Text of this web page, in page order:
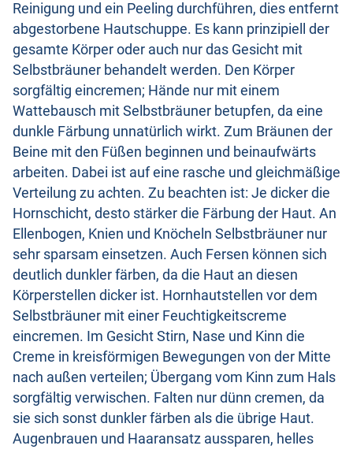
Reinigung und ein Peeling durchführen, dies entfernt
abgestorbene Hautschuppe. Es kann prinzipiell der
gesamte Körper oder auch nur das Gesicht mit
Selbstbräuner behandelt werden. Den Körper
sorgfältig eincremen; Hände nur mit einem
Wattebausch mit Selbstbräuner betupfen, da eine
dunkle Färbung unnatürlich wirkt. Zum Bräunen der
Beine mit den Füßen beginnen und beinaufwärts
arbeiten. Dabei ist auf eine rasche und gleichmäßige
Verteilung zu achten. Zu beachten ist: Je dicker die
Hornschicht, desto stärker die Färbung der Haut. An
Ellenbogen, Knien und Knöcheln Selbstbräuner nur
sehr sparsam einsetzen. Auch Fersen können sich
deutlich dunkler färben, da die Haut an diesen
Körperstellen dicker ist. Hornhautstellen vor dem
Selbstbräuner mit einer Feuchtigkeitscreme
eincremen. Im Gesicht Stirn, Nase und Kinn die
Creme in kreisförmigen Bewegungen von der Mitte
nach außen verteilen; Übergang vom Kinn zum Hals
sorgfältig verwischen. Falten nur dünn cremen, da
sie sich sonst dunkler färben als die übrige Haut.
Augenbrauen und Haaransatz aussparen, helles